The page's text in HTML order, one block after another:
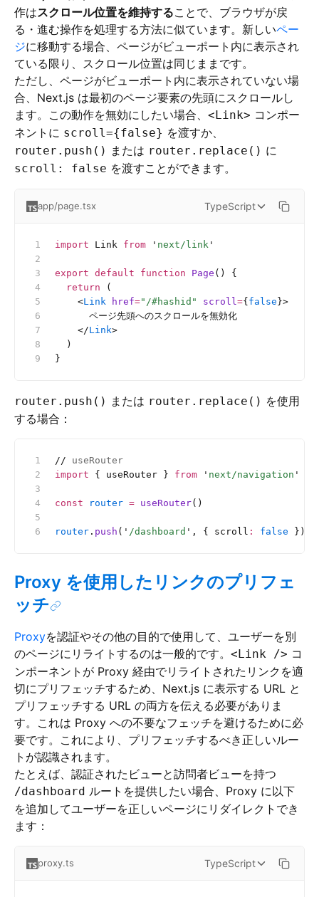
作はスクロール位置を維持することで、ブラウザが戻
る・進む操作を処理する方法に似ています。新しいペー
ジに移動する場合、ページがビューポート内に表示され
ている限り、スクロール位置は同じままです。
ただし、ページがビューポート内に表示されていない場
合、Next.js は最初のページ要素の先頭にスクロールし
ます。この動作を無効にしたい場合、 <Link> コンポー
ネントに scroll={false} を渡すか、
router.push() または router.replace() に
scroll: false を渡すことができます。
app/page.tsx TypeScript
import Link from ' next/link '
export default function Page () {
  return
(
    <
Link href="/#hashid" scroll={ false }>
      ページ先頭へのスクロールを無効化
    </
Link>
  )
}
router.push() または router.replace() を使用
する場合：
// useRouter
import { useRouter } from ' next/navigation '
const router = useRouter()
router . push ( ' /dashboard ' , { scroll : false })
Proxy を使用したリンクのプリフェ
ッチ
Proxyを認証やその他の目的で使用して、ユーザーを別
のページにリライトするのは一般的です。 <Link /> コ
ンポーネントが Proxy 経由でリライトされたリンクを適
切にプリフェッチするため、Next.js に表示する URL と
プリフェッチする URL の両方を伝える必要がありま
す。これは Proxy への不要なフェッチを避けるために必
要です。これにより、プリフェッチするべき正しいルー
トが認識されます。
たとえば、認証されたビューと訪問者ビューを持つ
/dashboard ルートを提供したい場合、Proxy に以下
を追加してユーザーを正しいページにリダイレクトでき
ます：
proxy.ts TypeScript